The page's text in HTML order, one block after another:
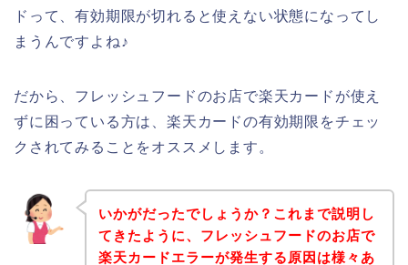
ドって、有効期限が切れると使えない状態になってし
まうんですよね♪
だから、フレッシュフードのお店で楽天カードが使え
ずに困っている方は、楽天カードの有効期限をチェッ
クされてみることをオススメします。
いかがだったでしょうか？これまで説明し
てきたように、フレッシュフードのお店で
楽天カードエラーが発生する原因は様々あ